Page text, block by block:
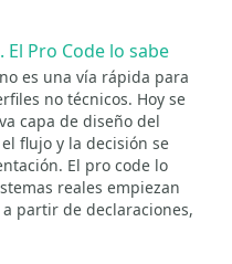
Pro Code lo sabe
es una vía rápida para
no técnicos. Hoy se
capa de diseño del
flujo y la decisión se
El pro code lo
reales empiezan
partir de declaraciones,